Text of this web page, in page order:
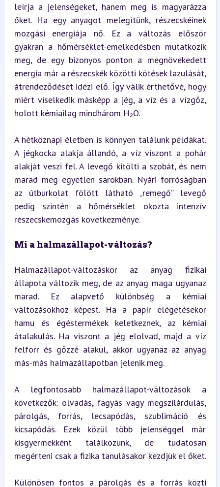
leírja a jelenségeket, hanem meg is magyarázza
őket. Ha egy anyagot melegítünk, részecskéinek
mozgási energiája nő. Ez a változás először
gyakran a hőmérséklet-emelkedésben mutatkozik
meg, de egy bizonyos ponton a megnövekedett
energia már a részecskék közötti kötések lazulását,
átrendeződését idézi elő. Így válik érthetővé, hogy
miért viselkedik másképp a jég, a víz és a vízgőz,
holott kémiailag mindhárom H₂O.
A hétköznapi életben is könnyen találunk példákat.
A jégkocka alakja állandó, a víz viszont a pohár
alakját veszi fel. A levegő kitölti a szobát, és nem
marad meg egyetlen sarokban. Nyári forróságban
az útburkolat fölött látható „remegő” levegő
pedig szintén a hőmérséklet okozta intenzív
részecskemozgás következménye.
Mi a halmazállapot-változás?
Halmazállapot-változáskor az anyag fizikai
állapota változik meg, de az anyag maga ugyanaz
marad. Ez alapvető különbség a kémiai
változásokhoz képest. Ha a papír elégetésekor
hamu és égéstermékek keletkeznek, az kémiai
átalakulás. Ha viszont a jég elolvad, majd a víz
felforr és gőzzé alakul, akkor ugyanaz az anyag
más-más halmazállapotban jelenik meg.
A legfontosabb halmazállapot-változások a
következők: olvadás, fagyás vagy megszilárdulás,
párolgás, forrás, lecsapódás, szublimáció és
kicsapódás. Ezek közül több jelenséggel már
kisgyermekként találkozunk, de tudatosan
megérteni csak a fizika tanulásakor kezdjük el őket.
Különösen fontos a párolgás és a forrás közti